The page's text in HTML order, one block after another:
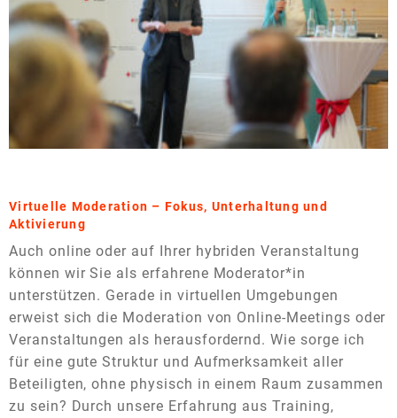
Virtuelle Moderation – Fokus, Unterhaltung und
Aktivierung
Auch online oder auf Ihrer hybriden Veranstaltung
können wir Sie als erfahrene Moderator*in
unterstützen. Gerade in virtuellen Umgebungen
erweist sich die Moderation von Online-Meetings oder
Veranstaltungen als herausfordernd. Wie sorge ich
für eine gute Struktur und Aufmerksamkeit aller
Beteiligten, ohne physisch in einem Raum zusammen
zu sein? Durch unsere Erfahrung aus Training,